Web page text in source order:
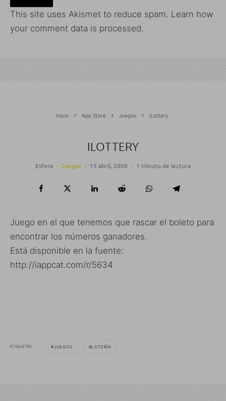
This site uses Akismet to reduce spam. Learn how
your comment data is processed.
Inicio App Store Juegos iLottery
ILOTTERY
Esfera · Juegos · 15 abril, 2008 · 1 Minuto de lectura
Juego en el que tenemos que rascar el boleto para
encontrar los números ganadores.
Está disponible en la fuente:
http://iappcat.com/r/5634
ETIQUETAS JUEGOS LOTERÍA